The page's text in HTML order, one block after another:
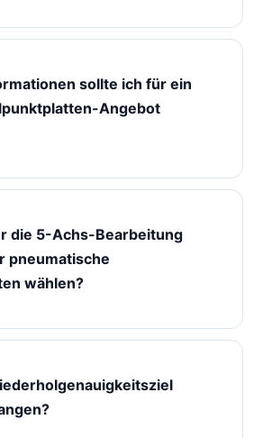
sollte ich für ein
Angebot
die 5-Achs-Bearbeitung
pneumatische
wählen?